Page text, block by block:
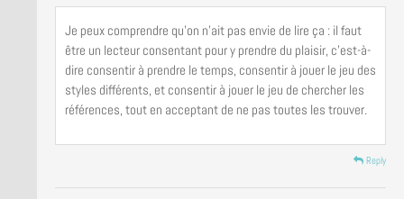
Je peux comprendre qu’on n’ait pas envie de lire ça : il faut
être un lecteur consentant pour y prendre du plaisir, c’est-à-
dire consentir à prendre le temps, consentir à jouer le jeu des
styles différents, et consentir à jouer le jeu de chercher les
références, tout en acceptant de ne pas toutes les trouver.
Reply